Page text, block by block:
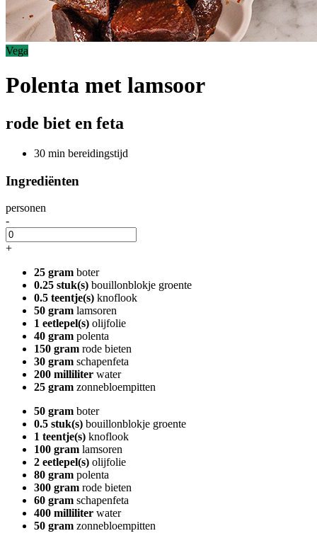
Vega
Polenta met lamsoor
rode biet en feta
30 min bereidingstijd
Ingrediënten
personen
-
+
25 gram boter
0.25 stuk(s) bouillonblokje groente
0.5 teentje(s) knoflook
50 gram lamsoren
1 eetlepel(s) olijfolie
40 gram polenta
150 gram rode bieten
30 gram schapenfeta
200 milliliter water
25 gram zonnebloempitten
50 gram boter
0.5 stuk(s) bouillonblokje groente
1 teentje(s) knoflook
100 gram lamsoren
2 eetlepel(s) olijfolie
80 gram polenta
300 gram rode bieten
60 gram schapenfeta
400 milliliter water
50 gram zonnebloempitten